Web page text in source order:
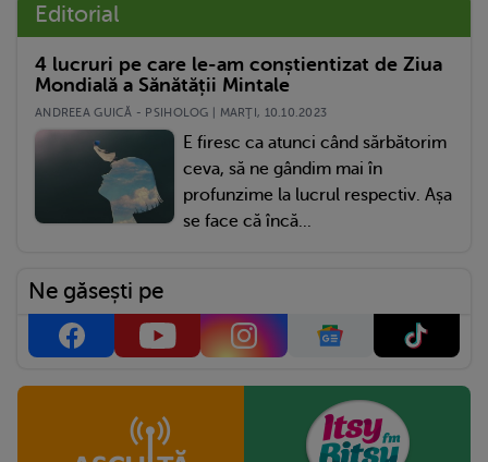
Editorial
4 lucruri pe care le-am conștientizat de Ziua
Mondială a Sănătății Mintale
ANDREEA GUICĂ - PSIHOLOG | MARŢI, 10.10.2023
E firesc ca atunci când sărbătorim
ceva, să ne gândim mai în
profunzime la lucrul respectiv. Așa
se face că încă...
Ne găsești pe